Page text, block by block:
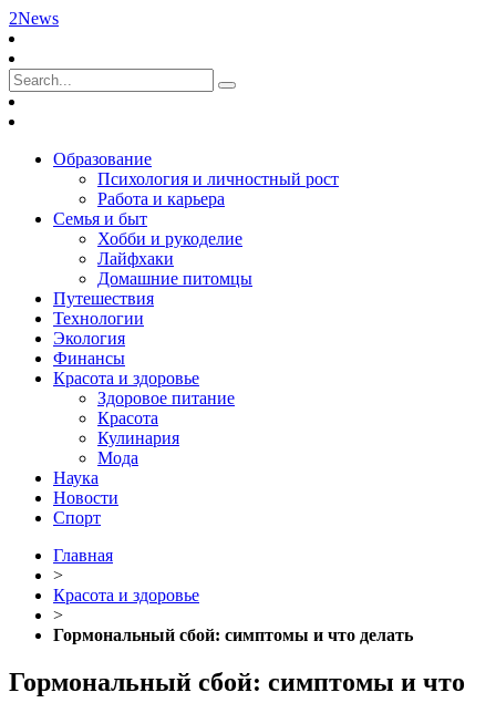
2News
Образование
Психология и личностный рост
Работа и карьера
Семья и быт
Хобби и рукоделие
Лайфхаки
Домашние питомцы
Путешествия
Технологии
Экология
Финансы
Красота и здоровье
Здоровое питание
Красота
Кулинария
Мода
Наука
Новости
Спорт
Главная
>
Красота и здоровье
>
Гормональный сбой: симптомы и что делать
Гормональный сбой: симптомы и что